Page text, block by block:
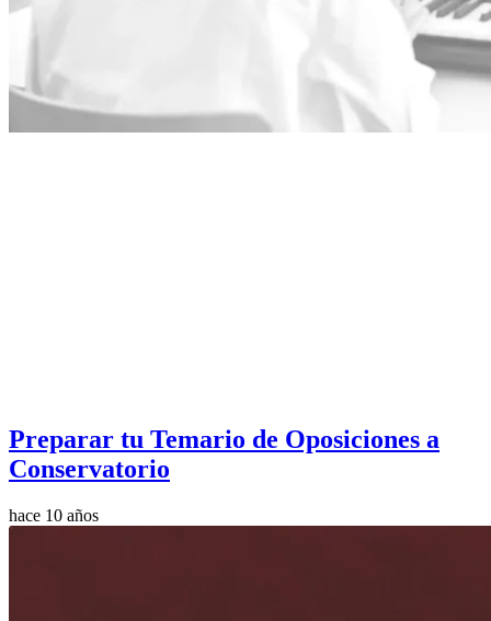
Preparar tu Temario de Oposiciones a
Conservatorio
hace 10 años